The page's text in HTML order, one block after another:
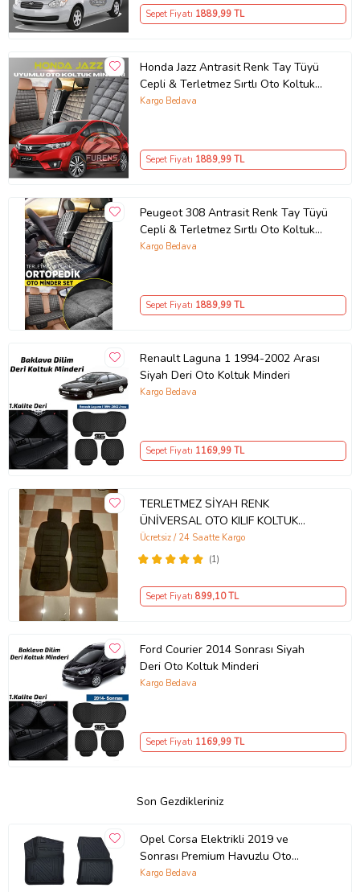
Sepet Fiyatı 1889,99 TL
Honda Jazz Antrasit Renk Tay Tüyü
Cepli & Terletmez Sırtlı Oto Koltuk
Minder Seti - Koltuk Koruma Kılıfı
Kargo Bedava
Sepet Fiyatı 1889,99 TL
Peugeot 308 Antrasit Renk Tay Tüyü
Cepli & Terletmez Sırtlı Oto Koltuk
Minder Seti - Koltuk Koruma Kılıfı
Kargo Bedava
Sepet Fiyatı 1889,99 TL
Renault Laguna 1 1994-2002 Arası
Siyah Deri Oto Koltuk Minderi
Kargo Bedava
Sepet Fiyatı 1169,99 TL
TERLETMEZ SİYAH RENK
ÜNİVERSAL OTO KILIF KOLTUK
MİNDERİ ÖN 2 TAKM
(1)
Ücretsiz / 24 Saatte Kargo
Sepet Fiyatı 899,10 TL
Ford Courier 2014 Sonrası Siyah
Deri Oto Koltuk Minderi
Kargo Bedava
Sepet Fiyatı 1169,99 TL
Son Gezdikleriniz
Opel Corsa Elektrikli 2019 ve
Sonrası Premium Havuzlu Oto
Paspas
Kargo Bedava